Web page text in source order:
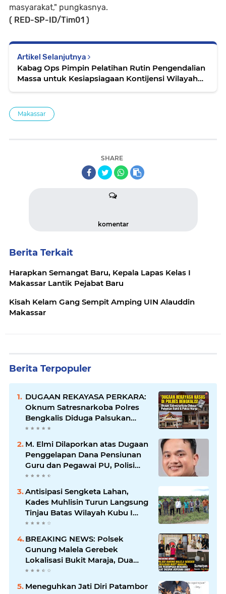
masyarakat," pungkasnya.
( RED-SP-ID/Tim01 )
Artikel Selanjutnya
Kabag Ops Pimpin Pelatihan Rutin Pengendalian
Massa untuk Kesiapsiagaan Kontijensi Wilayah
Makassar
SHARE
komentar
Berita Terkait
Harapkan Semangat Baru, Kepala Lapas Kelas I
Makassar Lantik Pejabat Baru
Kisah Kelam Gang Sempit Amping UIN Alauddin
Makassar
Berita Terpopuler
DUGAAN REKAYASA PERKARA:
Oknum Satresnarkoba Polres
Bengkalis Diduga Palsukan
Barang Bukti Hingga Paksa
M. Elmi Dilaporkan atas Dugaan
Penggelapan Dana Pensiunan
Guru dan Pegawai PU, Polisi
Pastikan Proses Hukum
Antisipasi Sengketa Lahan,
Kades Muhlisin Turun Langsung
Tinjau Batas Wilayah Kubu I
yang Diduga Diserobot PT Jatim
BREAKING NEWS: Polsek
Gunung Malela Gerebek
Lokalisasi Bukit Maraja, Dua
Perempuan Menangis Saat
Meneguhkan Jati Diri Patambor